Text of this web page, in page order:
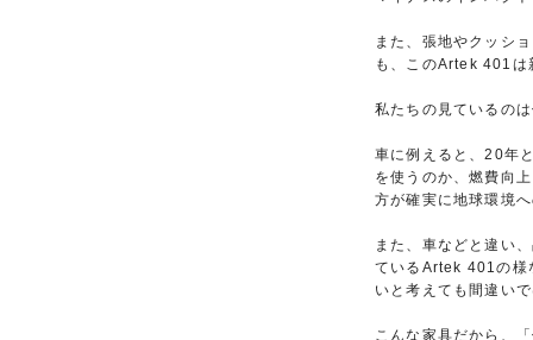
また、張地やクッシ
も、このArtek 401は
私たちの見ているの
車に例えると、20年
を使うのか、燃費向
方が確実に地球環境
また、車などと違い
ているArtek 401の様
いと考えても間違い
こんな家具だから、